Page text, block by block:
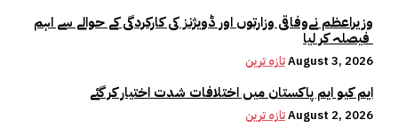
وزیراعظم نےوفاقی وزارتوں اور ڈویژنز کی کارکردگی کے حوالے سے اہم
تازہ ترینAugust 3, 2026
ایم کیو ایم پاکستان میں اختلافات شدت اختیار کر گئے
تازہ ترینAugust 2, 2026